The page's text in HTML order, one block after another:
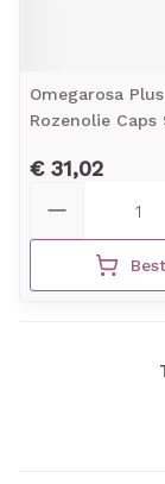
Omegarosa Plus
Rozenolie Caps
€ 31,02